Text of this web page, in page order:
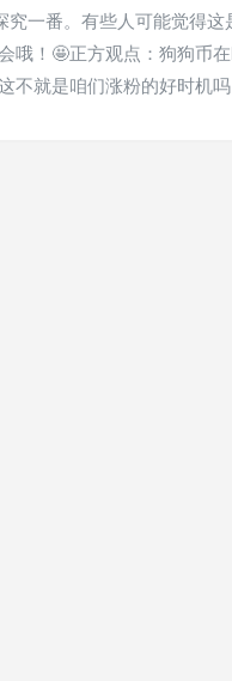
究一番。有些人可能觉得这
哦！🤩正方观点：狗狗币
不就是咱们涨粉的好时机